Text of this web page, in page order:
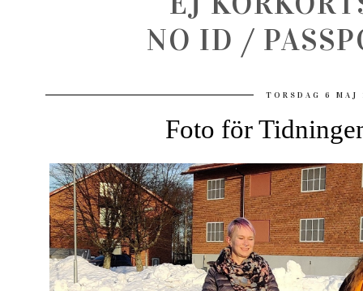
NO ID /
TORSDAG 6 MAJ
Foto för